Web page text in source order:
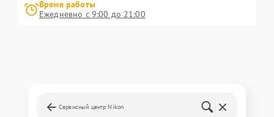
Время работы
Ежедневно с 9:00 до 21:00
Сервисный центр Nikon